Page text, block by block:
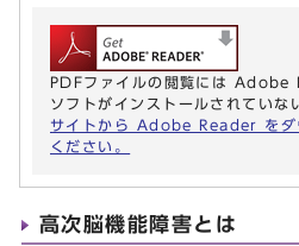
PDFファイルの閲覧には Adobe
ソフトがインストールされていな
サイトから Adobe Reader をダ
ください。
高次脳機能障害とは